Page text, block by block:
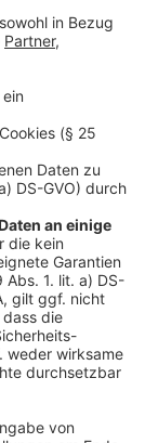
haben
regulären
24/7h
Außen-
NEW